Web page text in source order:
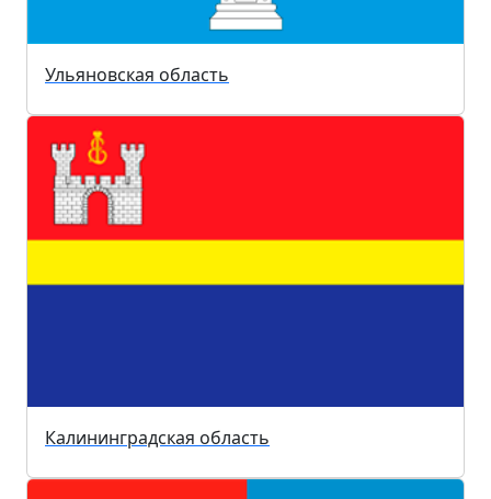
Ульяновская область
Калининградская область